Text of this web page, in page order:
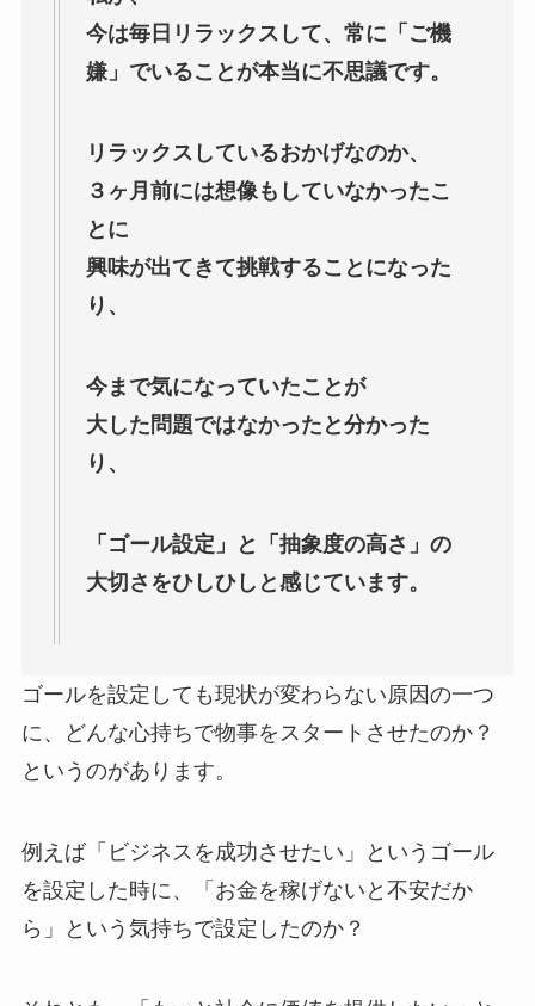
今は毎日リラックスして、常に「ご機
嫌」でいることが本当に不思議です。
リラックスしているおかげなのか、
３ヶ月前には想像もしていなかったこ
とに
興味が出てきて挑戦することになった
り、
今まで気になっていたことが
大した問題ではなかったと分かった
り、
「ゴール設定」と「抽象度の高さ」の
大切さをひしひしと感じています。
ゴールを設定しても現状が変わらない原因の一つ
に、どんな心持ちで物事をスタートさせたのか？
というのがあります。
例えば「ビジネスを成功させたい」というゴール
を設定した時に、「お金を稼げないと不安だか
ら」という気持ちで設定したのか？